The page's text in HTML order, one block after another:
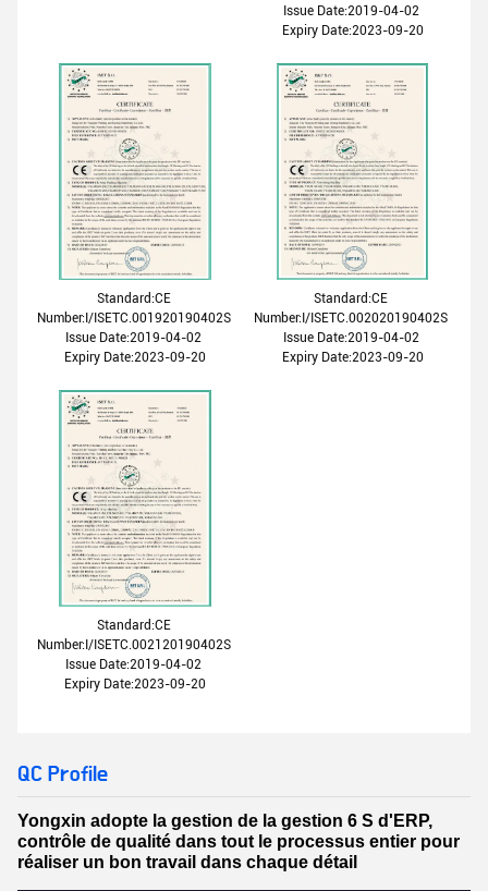
Issue Date:2019-04-02
Expiry Date:2023-09-20
Standard:CE
Number:I/ISETC.001920190402S
Issue Date:2019-04-02
Expiry Date:2023-09-20
Standard:CE
Number:I/ISETC.002020190402S
Issue Date:2019-04-02
Expiry Date:2023-09-20
Standard:CE
Number:I/ISETC.002120190402S
Issue Date:2019-04-02
Expiry Date:2023-09-20
QC Profile
Yongxin adopte la gestion de la gestion 6 S d'ERP,
contrôle de qualité dans tout le processus entier pour
réaliser un bon travail dans chaque détail